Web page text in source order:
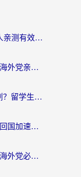
12123国外不能用吗？海外华人亲测有效的回国加速方案来了
腾讯视频地区限制怎么解决？海外党亲测有效的回国加速器选择指南
在国外用什么app看国内电视剧？留学生亲测有效的回国加速方案
海外收看国内电视总卡？选对回国加速器，让你流畅追《狂飙》《长相思》
迪拜网络为什么不能用微信？海外党必看的回国加速解决方案